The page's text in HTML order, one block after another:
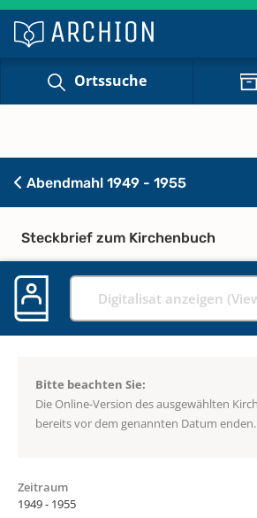
Ortssuche
Abendmahl 1949 - 1955
Steckbrief zum Kirchenbuch
Digitalisat anzeigen
Bitte beachten Sie:
Die Online-Version des ausgewählten
bereits vor dem genannten Datum enden.
Zeitraum
1949 - 1955